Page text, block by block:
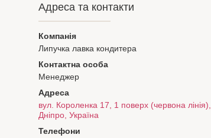
Адреса та контакти
Липучка лавка кондитера
Менеджер
вул. Короленка 17, 1 поверх (червона лінія),
Дніпро, Україна